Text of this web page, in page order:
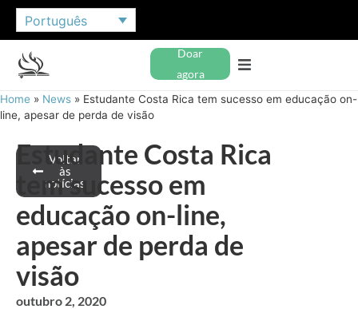
Português
Doar
agora
Home » News » Estudante Costa Rica tem sucesso em educação on-
line, apesar de perda de visão
Voltar
às
notícias
Estudante Costa Rica
tem sucesso em
educação on-line,
apesar de perda de
visão
outubro 2, 2020